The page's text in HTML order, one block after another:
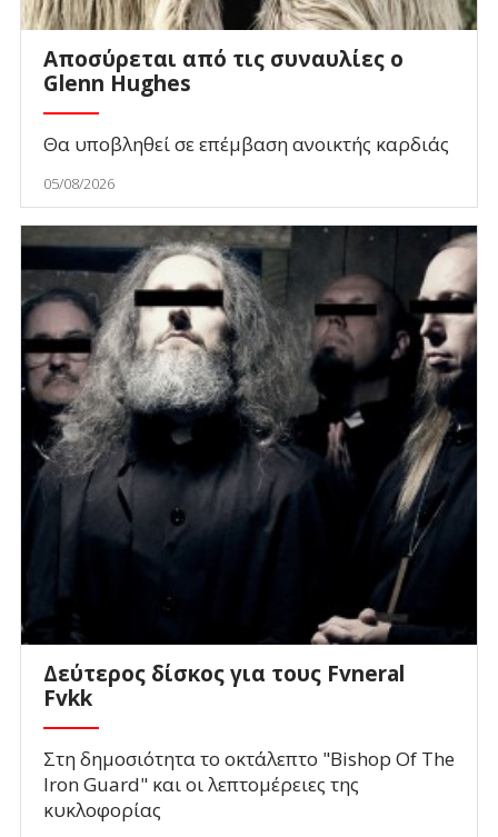
Αποσύρεται από τις συναυλίες ο
Glenn Hughes
Θα υποβληθεί σε επέμβαση ανοικτής καρδιάς
05/08/2026
Δεύτερος δίσκος για τους Fvneral
Fvkk
Στη δημοσιότητα το οκτάλεπτο "Bishop Of The
Iron Guard" και οι λεπτομέρειες της
κυκλοφορίας